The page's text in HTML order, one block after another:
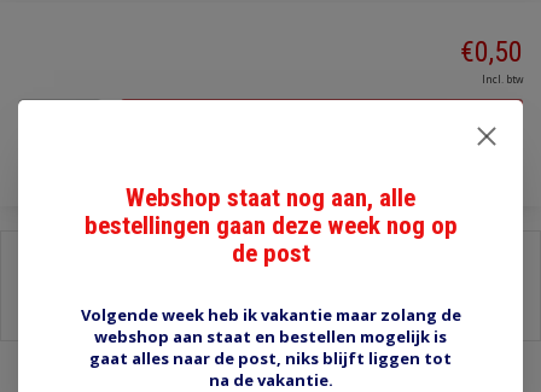
€0,50
Incl. btw
Afdrukken
Webshop staat nog aan, alle
bestellingen gaan deze week nog op
de post
Volgende week heb ik vakantie maar zolang de
webshop aan staat en bestellen mogelijk is
gaat alles naar de post, niks blijft liggen tot
na de vakantie.